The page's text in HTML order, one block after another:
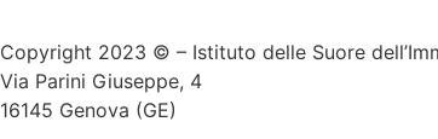
Copyright 2023 © – Istituto delle Suore
Via Parini Giuseppe, 4
16145 Genova (GE)